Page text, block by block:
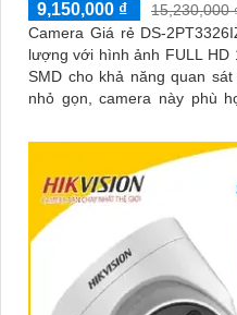
9,150,000 ₫
15,230,000
Camera Giá rẻ DS-
lượng với hình ảnh FULL HD
SMD cho khả năng quan sát ban
nhỏ gọn, camera này phù